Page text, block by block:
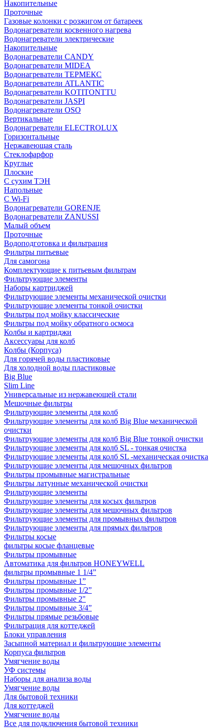
Накопительные
Проточные
Газовые колонки с розжигом от батареек
Водонагреватели косвенного нагрева
Водонагреватели электрические
Накопительные
Водонагреватели CANDY
Водонагреватели MIDEA
Водонагреватели ТЕРМЕКС
Водонагреватели ATLANTIC
Водонагреватели KOTITONTTU
Водонагреватели JASPI
Водонагреватели OSO
Вертикальные
Водонагреватели ELECTROLUX
Горизонтальные
Нержавеющая сталь
Стеклофарфор
Круглые
Плоские
С сухим ТЭН
Напольные
С Wi-Fi
Водонагреватели GORENJE
Водонагреватели ZANUSSI
Малый объем
Проточные
Водоподготовка и фильтрация
Фильтры питьевые
Для самогона
Комплектующие к питьевым фильтрам
Фильтрующие элементы
Наборы картриджей
Фильтрующие элементы механической очистки
Фильтрующие элементы тонкой очистки
Фильтры под мойку классические
Фильтры под мойку обратного осмоса
Колбы и картриджи
Аксессуары для колб
Колбы (Корпуса)
Для горячей воды пластиковые
Для холодной воды пластиковые
Big Blue
Slim Line
Универсальные из нержавеющей стали
Мешочные фильтры
Фильтрующие элементы для колб
Фильтрующие элементы для колб Big Blue механической
очистки
Фильтрующие элементы для колб Big Blue тонкой очистки
Фильтрующие элементы для колб SL - тонкая очистка
Фильтрующие элементы для колб SL -механическая очистка
Фильтрующие элементы для мешочных фильтров
Фильтры промывные магистральные
Фильтры латунные механической очистки
Фильтрующие элементы
Фильтрующие элементы для косых фильтров
Фильтрующие элементы для мешочных фильтров
Фильтрующие элементы для промывных фильтров
Фильтрующие элементы для прямых фильтров
Фильтры косые
фильтры косые фланцевые
Фильтры промывные
Автоматика для фильтров HONEYWELL
фильтры промывные 1 1/4”
Фильтры промывные 1”
Фильтры промывные 1/2”
Фильтры промывные 2"
Фильтры промывные 3/4”
Фильтры прямые резьбовые
Фильтрация для коттеджей
Блоки управления
Засыпной материал и фильтрующие элементы
Корпуса фильтров
Умягчение воды
УФ системы
Наборы для анализа воды
Умягчение воды
Для бытовой техники
Для коттеджей
Умягчение воды
Все для подключения бытовой техники